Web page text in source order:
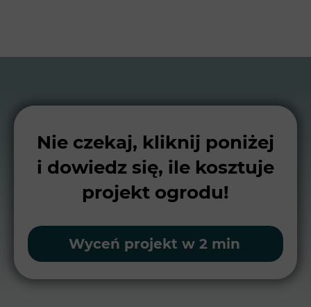
Nie czekaj, kliknij poniżej
i dowiedz się, ile kosztuje
projekt ogrodu!
Wyceń projekt w 2 min